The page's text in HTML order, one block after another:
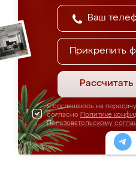
Прикрепить
Я соглашаюсь на
согласно Политике
Пользовательскому